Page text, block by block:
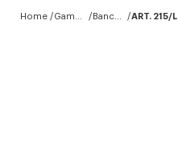
Home ART. 215/L